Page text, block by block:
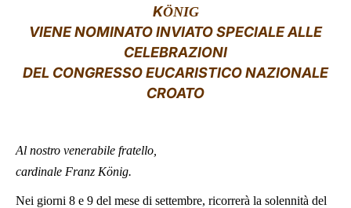
KÖNIG
VIENE NOMINATO INVIATO SPECIALE ALLE
CELEBRAZIONI
DEL CONGRESSO EUCARISTICO NAZIONALE
CROATO
Al nostro venerabile fratello,
cardinale Franz König.
Nei giorni 8 e 9 del mese di settembre, ricorrerà la solennità del